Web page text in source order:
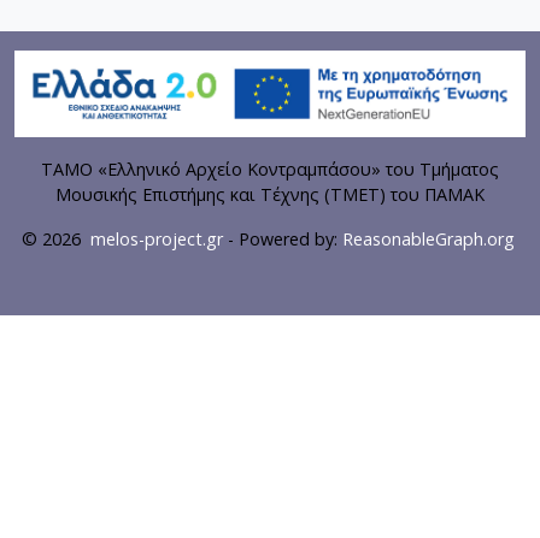
ΤΑΜΟ «Ελληνικό Αρχείο Κοντραμπάσου» του Τμήματος
Μουσικής Επιστήμης και Τέχνης (ΤΜΕΤ) του ΠΑΜΑΚ
© 2026 melos-project.gr- Powered by: ReasonableGraph.org